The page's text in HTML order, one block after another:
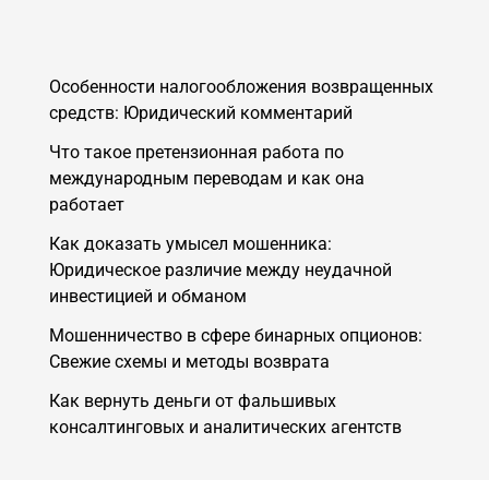
Особенности налогообложения возвращенных
средств: Юридический комментарий
Что такое претензионная работа по
международным переводам и как она
работает
Как доказать умысел мошенника:
Юридическое различие между неудачной
инвестицией и обманом
Мошенничество в сфере бинарных опционов:
Свежие схемы и методы возврата
Как вернуть деньги от фальшивых
консалтинговых и аналитических агентств